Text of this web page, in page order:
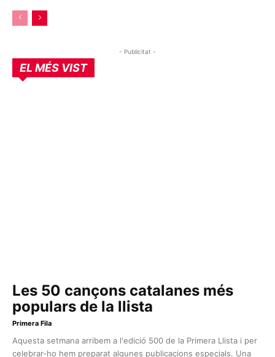
- Publicitat -
EL MÉS VIST
Les 50 cançons catalanes més
populars de la llista
Primera Fila
Aquesta setmana arribem a l'edició 500 de la Primera Llista i per
celebrar-ho hem preparat algunes publicacions especials. Una